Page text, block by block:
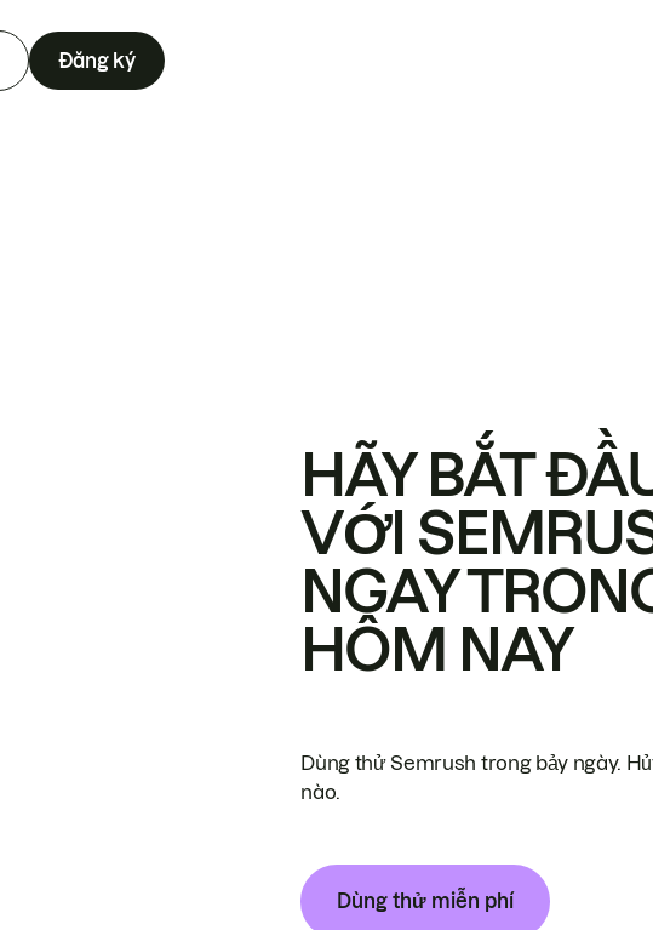
Đăng ký
HÃY BẮT
VỚI
NGAY
HÔM NAY
Dùng thử Semrush trong bảy ngày.
nào.
Dùng thử miễn phí